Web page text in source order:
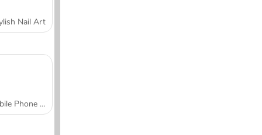
Nail Art
Mobile Phone Case Design & DIY